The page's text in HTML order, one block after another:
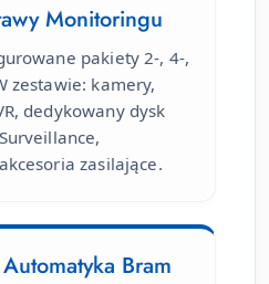
Monitoringu
pakiety 2-, 4-,
zestawie: kamery,
dedykowany dysk
zasilające.
Bram